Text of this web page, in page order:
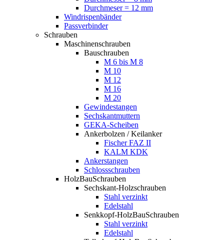
Durchmeser = 12 mm
Windrispenbänder
Passverbinder
Schrauben
Maschinenschrauben
Bauschrauben
M 6 bis M 8
M 10
M 12
M 16
M 20
Gewindestangen
Sechskantmuttern
GEKA-Scheiben
Ankerbolzen / Keilanker
Fischer FAZ II
KALM KDK
Ankerstangen
Schlossschrauben
HolzBauSchrauben
Sechskant-Holzschrauben
Stahl verzinkt
Edelstahl
Senkkopf-HolzBauSchrauben
Stahl verzinkt
Edelstahl